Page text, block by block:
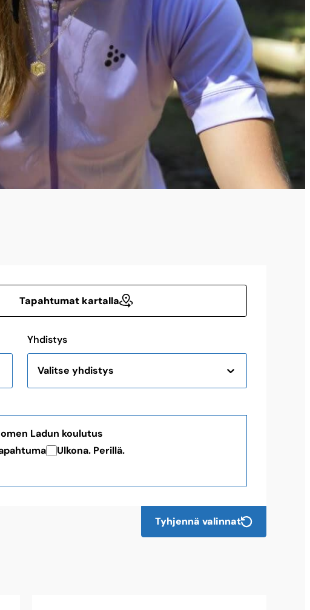
Tapahtumat kartalla
Yhdistys
Valitse yhdistys
Ladun koulutus
Ulkona. Perillä.
Tyhjennä valinnat